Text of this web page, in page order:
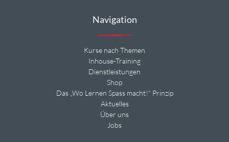
Navigation
Kurse nach Themen
Inhouse-Training
Dienstleistungen
Shop
Das „Wo Lernen Spass macht!“ Prinzip
Aktuelles
Über uns
Jobs